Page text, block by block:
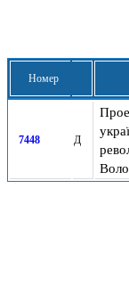
Номер
7448 Д